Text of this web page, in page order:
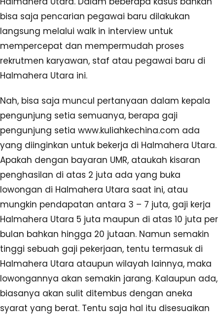
bisa saja pencarian pegawai baru dilakukan
langsung melalui walk in interview untuk
mempercepat dan mempermudah proses
rekrutmen karyawan, staf atau pegawai baru di
Halmahera Utara ini.
Nah, bisa saja muncul pertanyaan dalam kepala
pengunjung setia semuanya, berapa gaji
pengunjung setia www.kuliahkechina.com ada
yang diinginkan untuk bekerja di Halmahera Utara.
Apakah dengan bayaran UMR, ataukah kisaran
penghasilan di atas 2 juta ada yang buka
lowongan di Halmahera Utara saat ini, atau
mungkin pendapatan antara 3 – 7 juta, gaji kerja
Halmahera Utara 5 juta maupun di atas 10 juta per
bulan bahkan hingga 20 jutaan. Namun semakin
tinggi sebuah gaji pekerjaan, tentu termasuk di
Halmahera Utara ataupun wilayah lainnya, maka
lowongannya akan semakin jarang. Kalaupun ada,
biasanya akan sulit ditembus dengan aneka
syarat yang berat. Tentu saja hal itu disesuaikan